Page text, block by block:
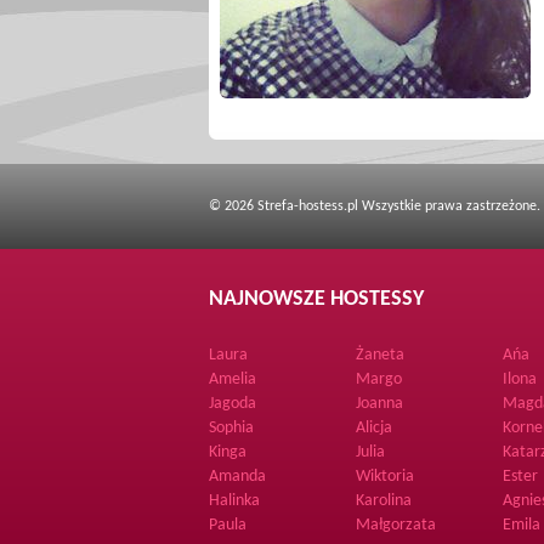
© 2026 Strefa-hostess.pl Wszystkie prawa zastrzeżone.
NAJNOWSZE HOSTESSY
Laura Żaneta Ańa
Amelia
Margo Ilona
Jagoda
Joanna
Sophia
Alicja
Kinga
Julia
Amanda
Wiktoria Ester
Halinka
Karolina
Paula
Małgorzata Emila